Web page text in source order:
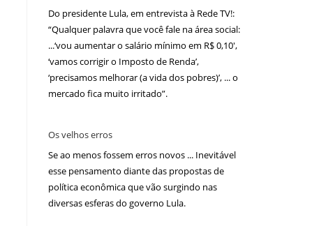
Do presidente Lula, em entrevista à Rede TV!:
“Qualquer palavra que você fale na área social:
...‘vou aumentar o salário mínimo em R$ 0,10′,
‘vamos corrigir o Imposto de Renda’,
‘precisamos melhorar (a vida dos pobres)’, ... o
mercado fica muito irritado”.
Os velhos erros
Se ao menos fossem erros novos ... Inevitável
esse pensamento diante das propostas de
política econômica que vão surgindo nas
diversas esferas do governo Lula.